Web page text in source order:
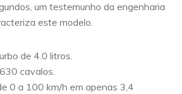
um testemunho da engenharia
este modelo.
de 4.0 litros.
cavalos.
0 a 100 km/h em apenas 3,4